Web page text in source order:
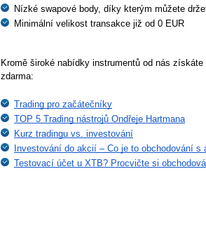
Nízké swapové body, díky kterým můžete
Minimální velikost transakce již od 0 EUR
Kromě široké nabídky instrumentů od nás
zdarma:
Trading pro začátečníky
TOP 5 Trading nástrojů Ondřeje Hartmana
Kurz tradingu vs. investování
Investování do akcií – Co je to obchodování s
Testovací účet u XTB? Procvičte si